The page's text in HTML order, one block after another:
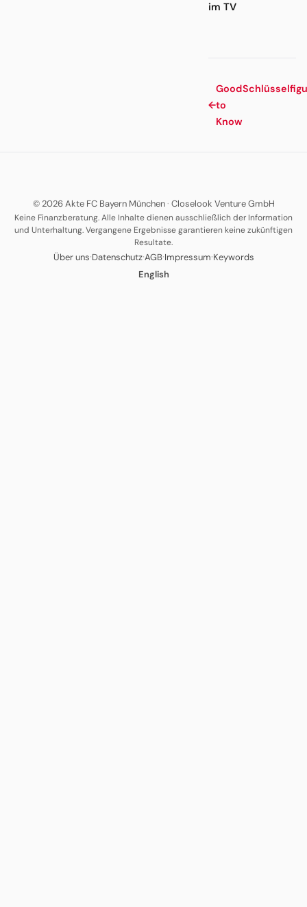
im TV
←
Good
to
Know
© 2026 Akte FC Bayern München· Closelook Venture GmbH
Keine Finanzberatung. Alle Inhalte dienen ausschließlich der Information
und Unterhaltung. Vergangene Ergebnisse garantieren keine zukünftigen
Resultate.
Über uns·Datenschutz·AGB·Impressum·Keywords
English